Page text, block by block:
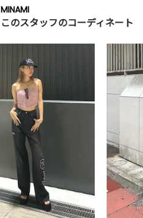
MINAMI
このスタッフのコーディネート